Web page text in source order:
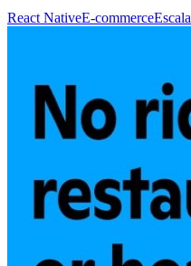
React NativeE-commerceEscala